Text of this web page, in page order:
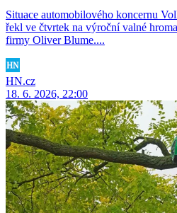
Situace automobilového koncernu
řekl ve čtvrtek na výroční valné
firmy Oliver Blume....
HN.cz
18. 6. 2026, 22:00